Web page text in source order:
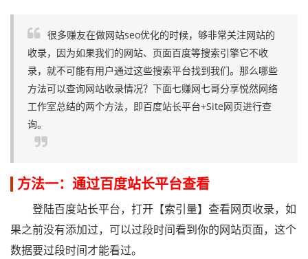
很多赚友在做网站seo优化的时候，够非常关注网站的
收录，因为如果我们的网站、页面百度等搜索引擎它不收
录，就不可能有用户通过这些搜索平台找到我们。那么哪些
方法可以查询网站收录情况？下面七赚网七哥分享悦然网络
工作室总结的两个方法，即百度站长平台+Site网页进行查
询。
方法一：通过百度站长平台查看
登陆百度站长平台，打开【索引量】查看网页收录，如
果之前没有添加过，可以过段时间看到你的网站页面，这个
数据要过段时间才能看过。